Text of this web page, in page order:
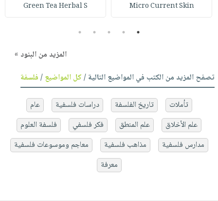
Micro Current Skin
Green Tea Herbal S
1
2
3
4
5
المزيد من البنود »
تصفح المزيد من الكتب في المواضيع التالية /كل المواضيع/فلسفة
تأملات تاريخ الفلسفة دراسات فلسفية
عام
علم الأخلاق
علم المنطق فكر فلسفي
فلسفة العلوم
مدارس فلسفية
مذاهب فلسفية
معاجم وموسوعات فلسفية
معرفة